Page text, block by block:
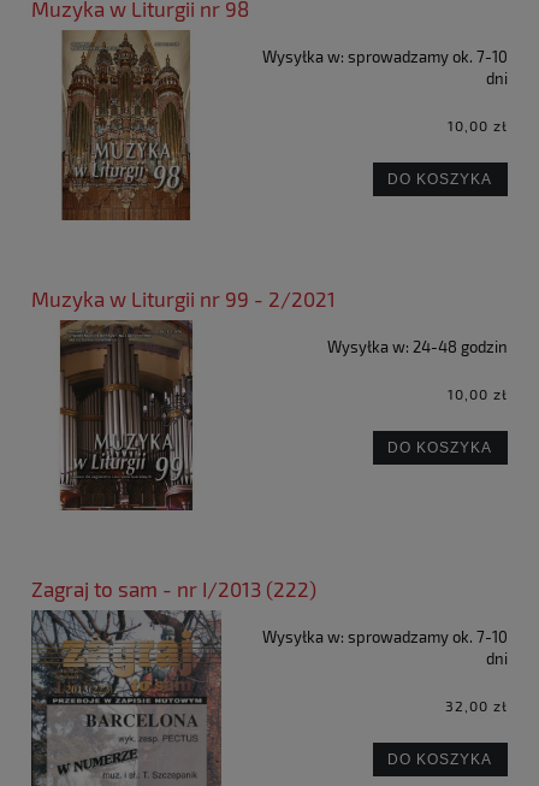
Muzyka w Liturgii nr 98
Wysyłka w: sprowadzamy ok. 7-10
dni
10,00 zł
DO KOSZYKA
Muzyka w Liturgii nr 99 - 2/2021
Wysyłka w: 24-48 godzin
10,00 zł
DO KOSZYKA
Zagraj to sam - nr I/2013 (222)
Wysyłka w: sprowadzamy ok. 7-10
dni
32,00 zł
DO KOSZYKA